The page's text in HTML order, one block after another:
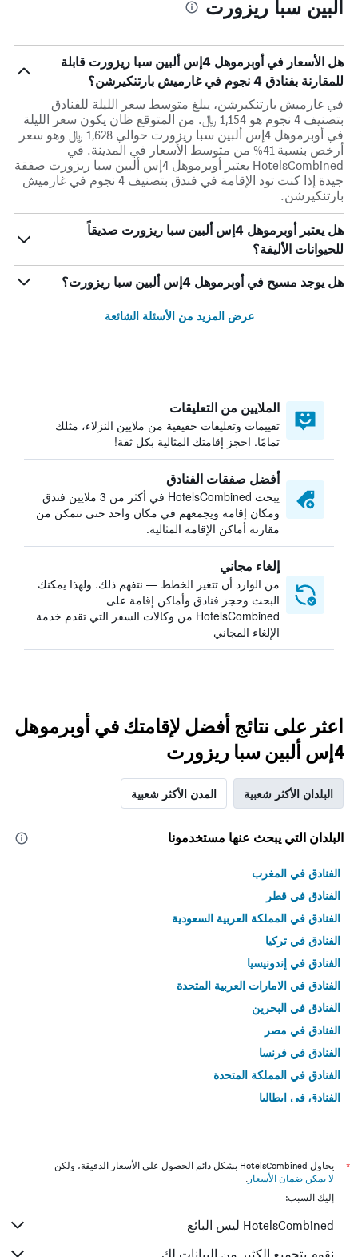
ألبين سبا ريزورت
هل الأسعار في أوبرموهل 4إس ألبين سبا ريزورت قابلة
للمقارنة بفنادق 4 نجوم في غارميش بارتنكيرشن؟
في غارميش بارتنكيرشن، يبلغ متوسط ​​سعر الليلة للفنادق
بتصنيف 4 نجوم هو 1,154 ﷼. من المتوقع ظان يكون سعر الليلة
في أوبرموهل 4إس ألبين سبا ريزورت حوالي 1,628 ﷼ وهو سعر
أرخص بنسبة 41% من متوسط الأسعار في المدينة. في
HotelsCombined يعتبر أوبرموهل 4إس ألبين سبا ريزورت صفقة
جيدة إذا كنت تود الإقامة في فندق بتصنيف 4 نجوم في غارميش
بارتنكيرشن.
هل يعتبر أوبرموهل 4إس ألبين سبا ريزورت صديقاً
للحيوانات الأليفة؟
هل يوجد مسبح في أوبرموهل 4إس ألبين سبا ريزورت؟
عرض المزيد من الأسئلة الشائعة
الملايين من التعليقات
تقييمات وتعليقات حقيقية من ملايين النزلاء، مثلك
تمامًا. احجز إقامتك المثالية بكل ثقة!
أفضل صفقات الفنادق
يبحث HotelsCombined في أكثر من 3 ملايين فندق
ومكان إقامة ويجمعهم في مكان واحد حتى تتمكن من
مقارنة أماكن الإقامة المثالية.
إلغاء مجاني
من الوارد أن تتغير الخطط — نتفهم ذلك. ولهذا يمكنك
البحث وحجز فنادق وأماكن إقامة على
HotelsCombined من وكالات السفر التي تقدم خدمة
الإلغاء المجاني
اعثر على نتائج أفضل لإقامتك في أوبرموهل
4إس ألبين سبا ريزورت
البلدان الأكثر شعبية المدن الأكثر شعبية
البلدان التي يبحث عنها مستخدمونا
الفنادق في المغرب
الفنادق في قطر
الفنادق في المملكة العربية السعودية
الفنادق في تركيا
الفنادق في إندونيسيا
الفنادق في الامارات العربية المتحدة
الفنادق في البحرين
الفنادق في مصر
الفنادق في فرنسا
الفنادق في المملكة المتحدة
الفنادق في إيطاليا
*
يحاول HotelsCombined بشكل دائم الحصول على الأسعار الدقيقة، ولكن
لا يمكن ضمان الأسعار .
إليك السبب:
HotelsCombined ليس البائع
نقوم بتجميع الكثير من البيانات لك